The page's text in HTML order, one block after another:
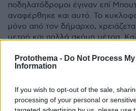
Protothema - Do Not Process
Information
If you wish to opt-out of the sale,
processing of your personal or
ποδηλατόδρομοι έγιναν επί
αναφέρθηκε και αυτό. Το
μόνο από τον δήμαρχο,
μετρό και πολλά ακόμη μέτρα.
παλαιοκομματικό πασόκο που
του μόνο αργομισθίες στο
Μήτσος